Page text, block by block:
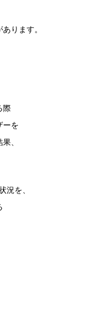
ります。
際
ーを
、
況を、